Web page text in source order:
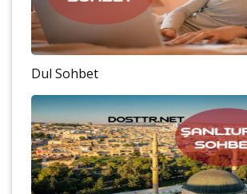
Dul Sohbet